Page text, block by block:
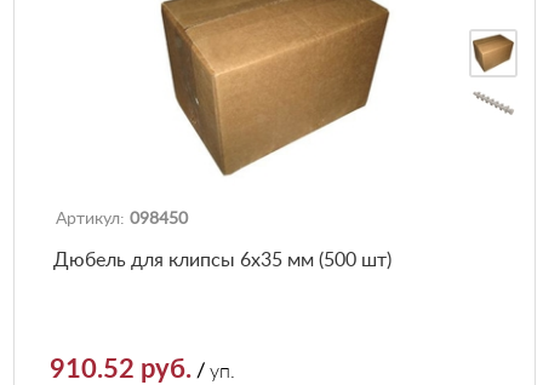
Артикул: 098450
Дюбель для клипсы 6х35 мм (500 шт)
910.52 руб. /уп.